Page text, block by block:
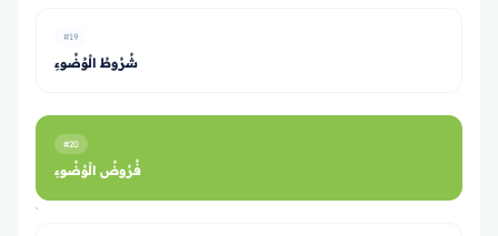
#19
شُرُوطُ الْوُضُوءِ
#20
فُرُوضُ الْوُضُوءِ